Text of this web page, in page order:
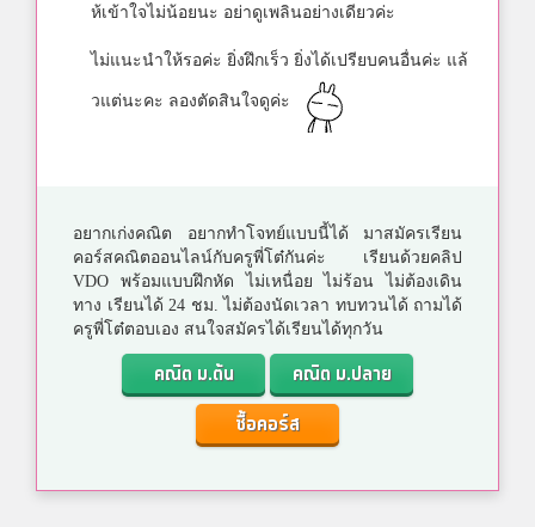
ห้เข้าใจไม่น้อยนะ อย่าดูเพลินอย่างเดียวค่ะ
ไม่แนะนำให้รอค่ะ ยิ่งฝึกเร็ว ยิ่งได้เปรียบคนอื่นค่ะ แล้
วแต่นะคะ ลองตัดสินใจดูค่ะ
อยากเก่งคณิต อยากทำโจทย์แบบนี้ได้ มาสมัครเรียน
คอร์สคณิตออนไลน์กับครูพี่โต๋กันค่ะ เรียนด้วยคลิป
VDO พร้อมแบบฝึกหัด ไม่เหนื่อย ไม่ร้อน ไม่ต้องเดิน
ทาง เรียนได้ 24 ชม. ไม่ต้องนัดเวลา ทบทวนได้ ถามได้
ครูพี่โต๋ตอบเอง สนใจสมัครได้เรียนได้ทุกวัน
คณิต ม.ต้น
คณิต ม.ปลาย
ซื้อคอร์ส